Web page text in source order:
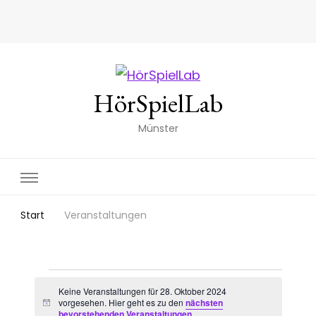
HörSpielLab
Münster
Start Veranstaltungen
Veranstaltungen
Hinweis
Keine Veranstaltungen für 28. Oktober 2024
vorgesehen. Hier geht es zu den nächsten
.